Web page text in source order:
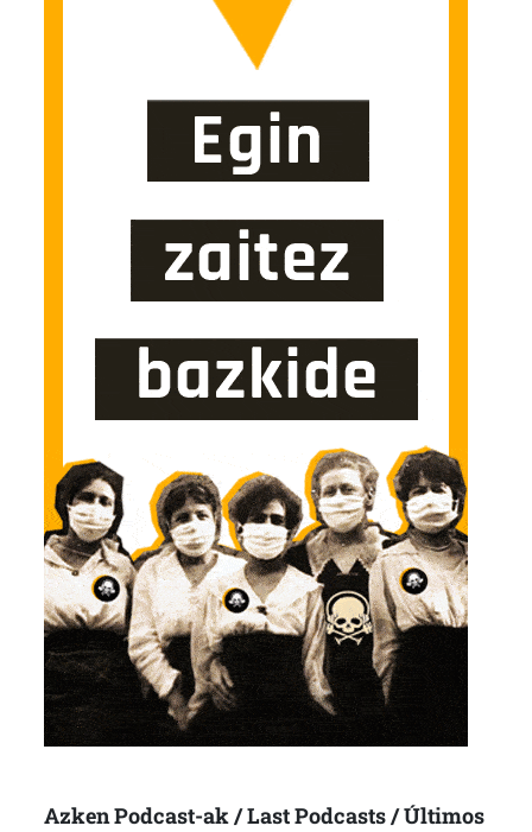
Azken Podcast-ak / Last Podcasts / Últimos